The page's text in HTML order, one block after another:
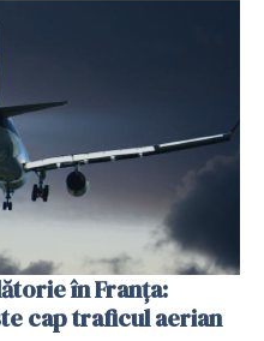
în Franţa:
cap traficul aerian